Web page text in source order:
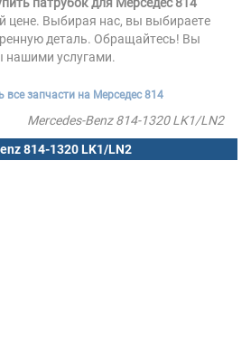
814-1320 LK1/LN2
цене. Выбирая нас, вы выбираете
деталь. Обращайтесь! Вы
нашими услугами.
все запчасти на Мерседес 814
Mercedes-Benz 814-1320 LK1/LN2